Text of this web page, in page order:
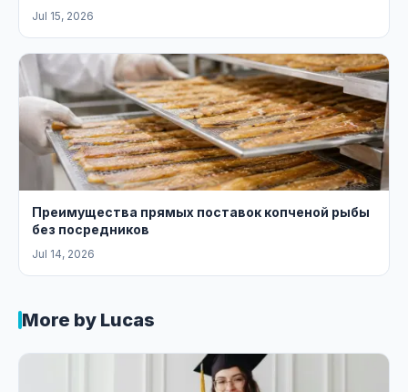
Jul 15, 2026
Преимущества прямых поставок копченой рыбы
без посредников
Jul 14, 2026
More by Lucas